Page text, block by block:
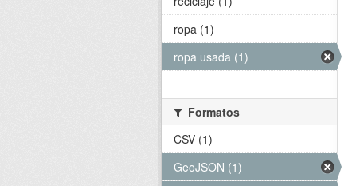
ropa (1)
ropa usada (1)
Formatos
CSV (1)
GeoJSON (1)